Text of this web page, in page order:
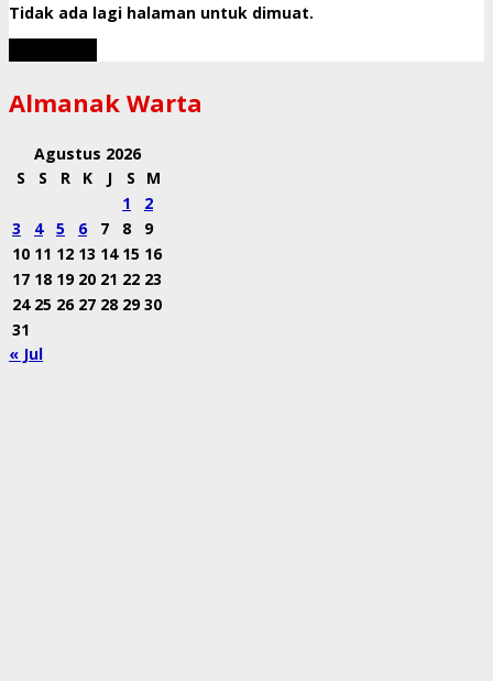
Tidak ada lagi halaman untuk dimuat.
Almanak Warta
Agustus 2026
S
S R K J S
M
1
2
3
4 5 6 7 8
9
10 11 12 13 14 15 16
17 18 19 20 21 22 23
24 25 26 27 28 29 30
31
« Jul